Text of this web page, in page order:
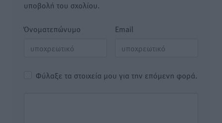
υποβολή του σχολίου.
Όνοματεπώνυμο Email
Φύλαξε τα στοιχεία μου για την επόμενη φορά.